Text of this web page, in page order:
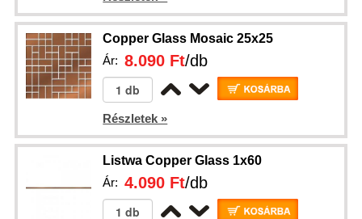
Copper Glass Mosaic 25x25
Ár:8.090 Ft/db
Részletek »
Listwa Copper Glass 1x60
Ár:4.090 Ft/db